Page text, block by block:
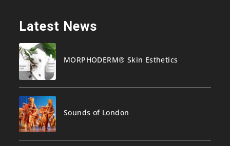
Latest News
MORPHODERM® Skin Esthetics
Sounds of London